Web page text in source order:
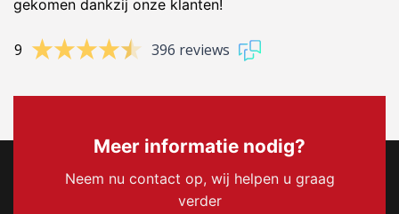
gekomen dankzij onze klanten!
9 396 reviews
Meer informatie nodig?
Neem nu contact op, wij helpen u graag
verder